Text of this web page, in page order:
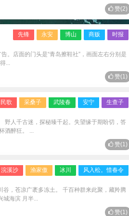
赞(2)
先锋 永安 博山 商贩 时报
。店面的门头是“青岛擦鞋社”，画面左右分别是
...
赞(1)
民歌 采桑子 武陵春 安宁 生查子
野人千古迷，探秘臻千起。失望缘于期盼切，答
酒醉狂。 ...
赞(1)
浣溪沙 渔家傲 冰川 风入松。惜春令
谷，苍凉广袤多冻土。 千百种群来此聚，藏羚腾
城海滨 月半...
赞(1)